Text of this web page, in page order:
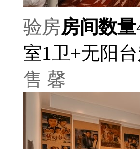
验房房间数量
室1卫+无阳台
售 馨